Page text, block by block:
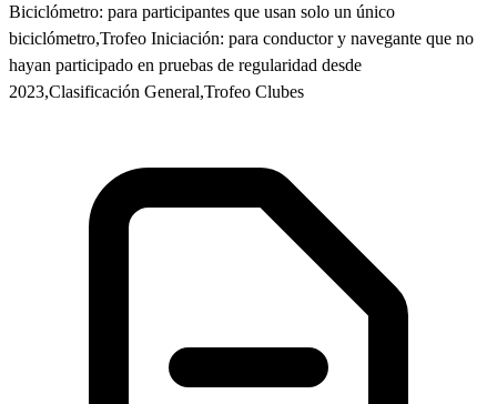
Biciclómetro: para participantes que usan solo un único
biciclómetro,Trofeo Iniciación: para conductor y navegante que no
hayan participado en pruebas de regularidad desde
2023,Clasificación General,Trofeo Clubes